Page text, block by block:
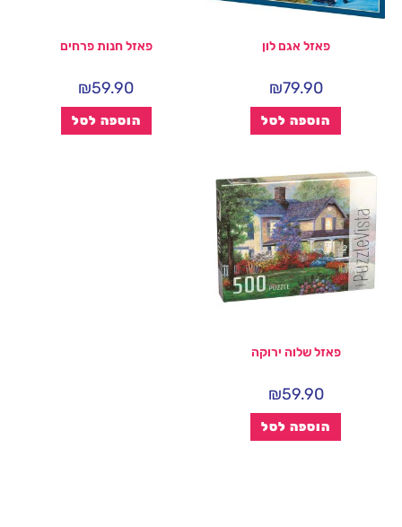
פאזל אגם לון
₪79.90
הוספה לסל
פאזל חנות פרחים
₪59.90
הוספה לסל
פאזל שלוה ירוקה
₪59.90
הוספה לסל